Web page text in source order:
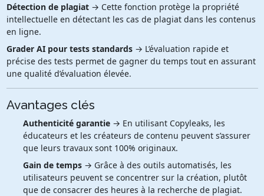
Détection de plagiat→ Cette fonction protège la propriété
intellectuelle en détectant les cas de plagiat dans les contenus
en ligne.
Grader AI pour tests standards→ L’évaluation rapide et
précise des tests permet de gagner du temps tout en assurant
une qualité d’évaluation élevée.
Avantages clés
Authenticité garantie→ En utilisant Copyleaks, les
éducateurs et les créateurs de contenu peuvent s’assurer
que leurs travaux sont 100% originaux.
Gain de temps→ Grâce à des outils automatisés, les
utilisateurs peuvent se concentrer sur la création, plutôt
que de consacrer des heures à la recherche de plagiat.